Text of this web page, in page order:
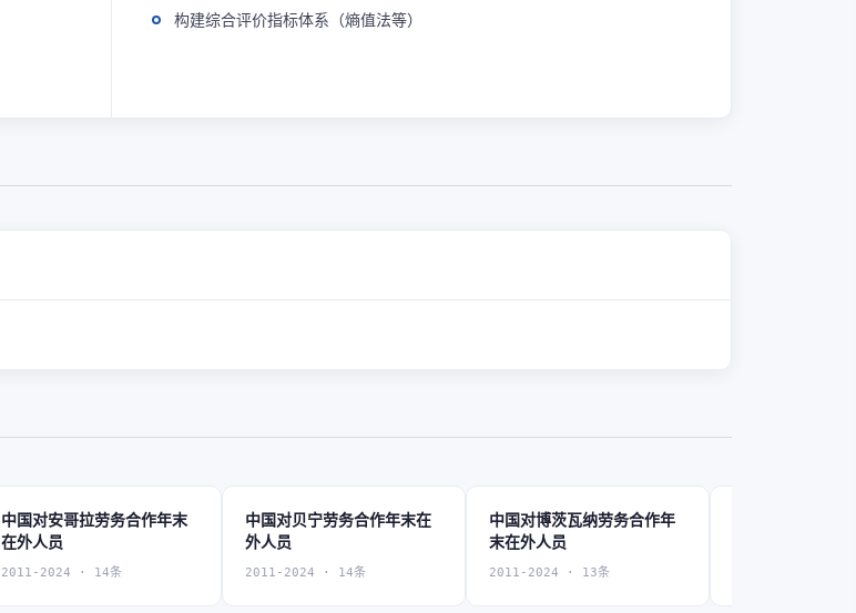
构建综合评价指标体系（熵值法等）
中国对安哥拉劳务合作年末
在外人员
2011-2024 · 14条
中国对贝宁劳务合作年末在
外人员
2011-2024 · 14条
中国对博茨瓦纳劳务合作年
末在外人员
2011-2024 · 13条